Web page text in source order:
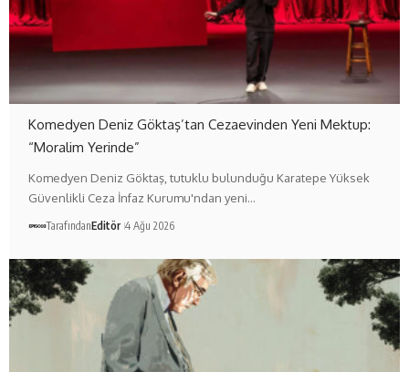
Komedyen Deniz Göktaş’tan Cezaevinden Yeni Mektup:
“Moralim Yerinde”
Komedyen Deniz Göktaş, tutuklu bulunduğu Karatepe Yüksek
Güvenlikli Ceza İnfaz Kurumu'ndan yeni…
TarafındanEditör 4 Ağu 2026